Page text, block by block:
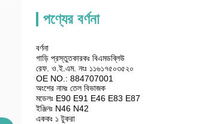
পণ্যের বর্ণনা
বর্ণনা
গাড়ি প্রস্তুতকারকঃ বিএমডব্লিউ
রেফ. ও.ই.এম. নংঃ ১১৬১৭৫০৩৫২০
OE NO.: 884707001
অংশের নামঃ তেল বিভাজক
মডেলঃ E90 E91 E46 E83 E87
ইঞ্জিনঃ N46 N42
এককঃ ১ টুকরা